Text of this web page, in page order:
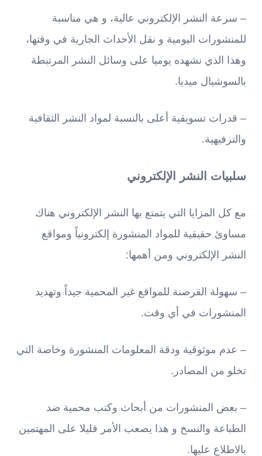
– سرعة النشر الإلكتروني عالية، و هي مناسبة
للمنشورات اليومية و نقل الأحداث الجارية في وقتها،
وهذا الذي نشهده يوميا على وسائل النشر المرتبطة
بالسوشيال ميديا.
– قدرات تسويقية أعلى بالنسبة لمواد النشر الثقافية
والترفيهية.
سلبيات النشر الإلكتروني
مع كل المزايا التي يتمتع بها النشر الإلكتروني هناك
مساوئ حقيقية للمواد المنشورة إلكترونياً ومواقع
النشر الإلكتروني ومن أهمها:
– سهولة القرصنة للمواقع غير المحمية جيداً وتهديد
المنشورات في أي وقت.
– عدم موثوقية ودقة المعلومات المنشورة وخاصة التي
تخلو من المصادر.
– بعض المنشورات من أبحاث وكتب محمية ضد
الطباعة والنسخ و هذا يصعب الأمر قليلا على المهتمين
بالاطلاع عليها.